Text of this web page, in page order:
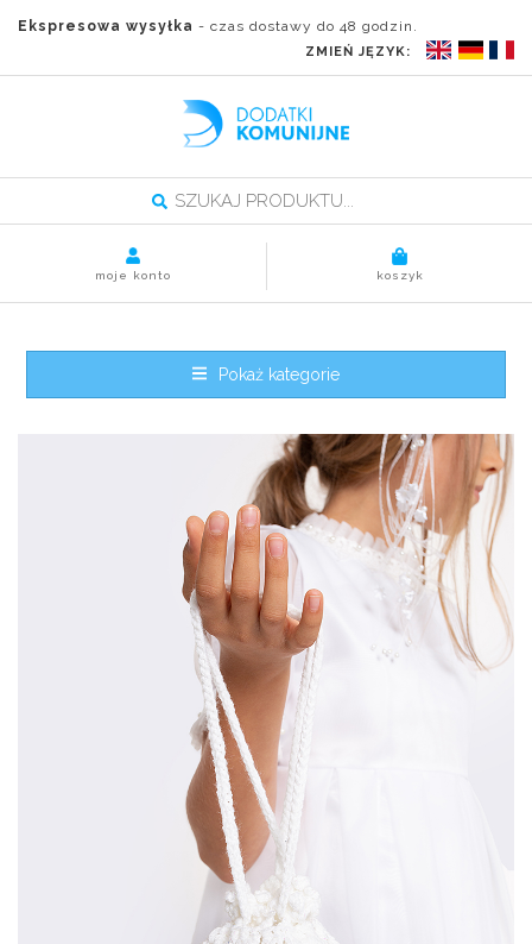
Ekspresowa wysyłka - czas dostawy do 48 godzin.
ZMIEŃ JĘZYK:
koszyk
moje konto
Pokaż kategorie